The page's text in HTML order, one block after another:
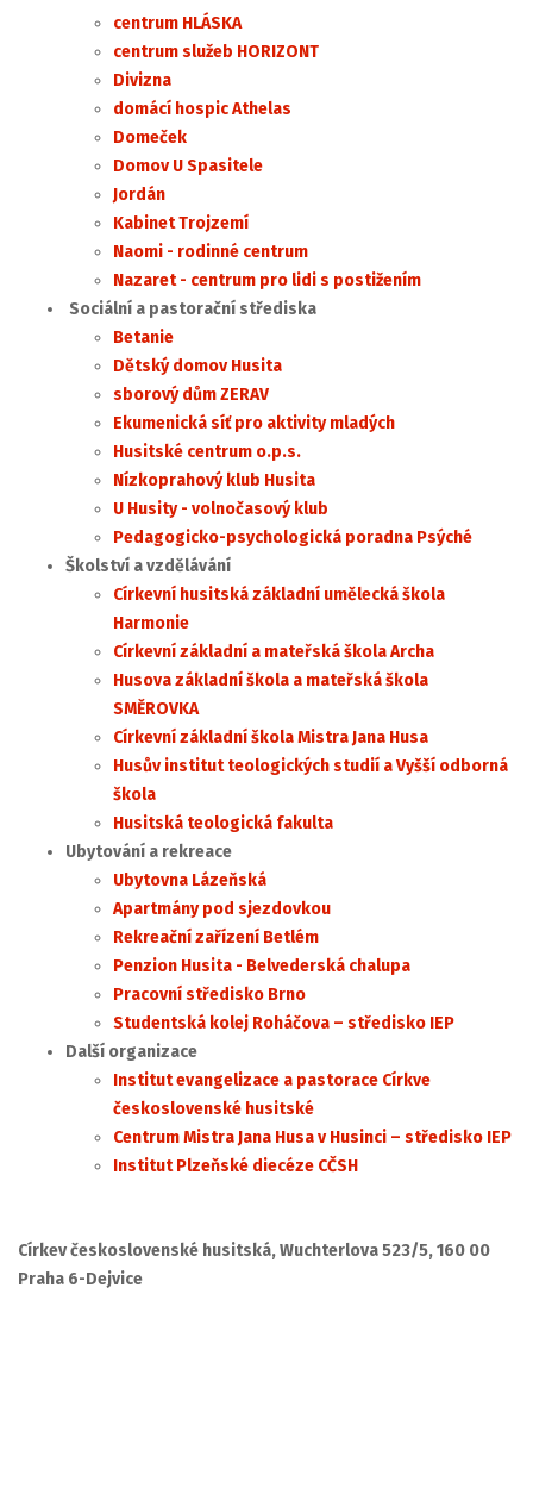
centrum HLÁSKA
centrum služeb HORIZONT
Divizna
domácí hospic Athelas
Domeček
Domov U Spasitele
Jordán
Kabinet Trojzemí
Naomi - rodinné centrum
Nazaret - centrum pro lidi s postižením
Sociální a pastorační střediska
Betanie
Dětský domov Husita
sborový dům ZERAV
Ekumenická síť pro aktivity mladých
Husitské centrum o.p.s.
Nízkoprahový klub Husita
U Husity - volnočasový klub
Pedagogicko-psychologická poradna Psýché
Školství a vzdělávání
Církevní husitská základní umělecká škola
Harmonie
Církevní základní a mateřská škola Archa
Husova základní škola a mateřská škola
SMĚROVKA
Církevní základní škola Mistra Jana Husa
Husův institut teologických studií a Vyšší odborná
škola
Husitská teologická fakulta
Ubytování a rekreace
Ubytovna Lázeňská
Apartmány pod sjezdovkou
Rekreační zařízení Betlém
Penzion Husita - Belvederská chalupa
Pracovní středisko Brno
Studentská kolej Roháčova – středisko IEP
Další organizace
Institut evangelizace a pastorace Církve
československé husitské
Centrum Mistra Jana Husa v Husinci – středisko IEP
Institut Plzeňské diecéze CČSH
Církev československé husitská, Wuchterlova 523/5, 160 00
Praha 6-Dejvice